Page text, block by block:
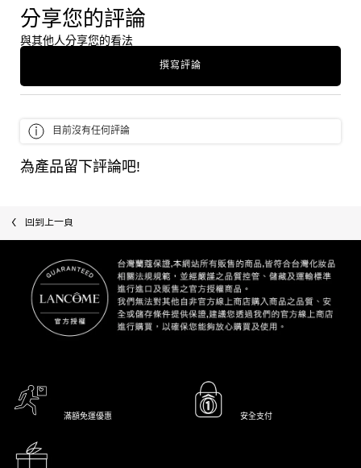
分享您的評論
與其他人分享您的看法
撰寫評論
目前沒有任何評論
為產品留下評論吧!
回到上一頁
滿額免運優惠 安全支付